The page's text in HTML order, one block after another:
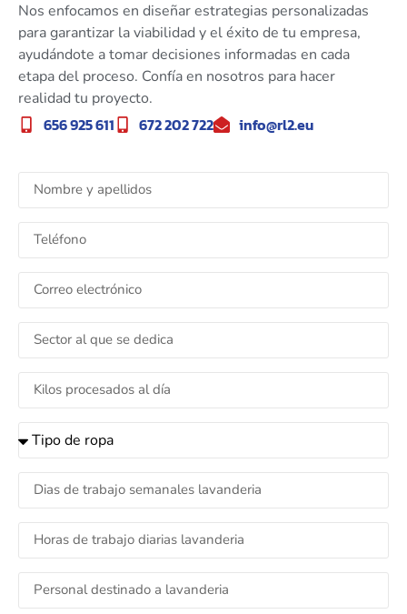
Nos enfocamos en diseñar estrategias personalizadas
para garantizar la viabilidad y el éxito de tu empresa,
ayudándote a tomar decisiones informadas en cada
etapa del proceso. Confía en nosotros para hacer
realidad tu proyecto.
656 925 611 672 202 722 info@rl2.eu